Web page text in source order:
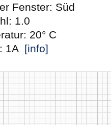
Fenster: Süd
1.0
20° C
1A [info]